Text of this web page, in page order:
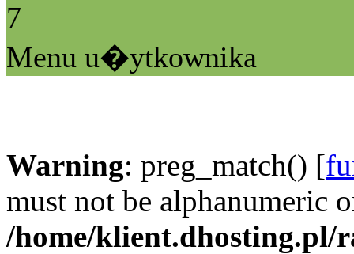
7
Menu u�ytkownika
Warning: preg_match() [
must not be alphanumeric
/home/klient.dhosting.pl/